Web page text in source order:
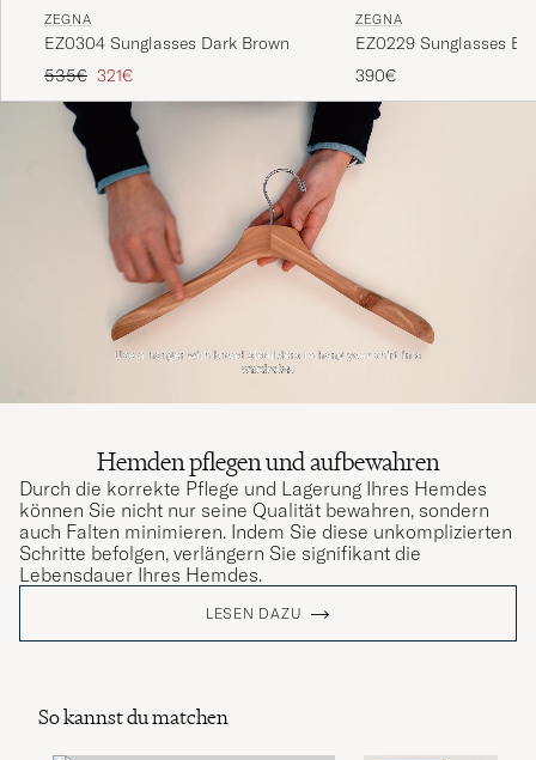
ZEGNA
EZ0304 Sunglasses Dark Brown
Regulärer Preis
535€ Reduzierter Preis
321€
ZEGNA
EZ0229 Sunglasses
390€
Hemden pflegen und aufbewahren
Durch die korrekte Pflege und Lagerung Ihres Hemdes
können Sie nicht nur seine Qualität bewahren, sondern
auch Falten minimieren. Indem Sie diese unkomplizierten
Schritte befolgen, verlängern Sie signifikant die
Lebensdauer Ihres Hemdes.
LESEN DAZU
So kannst du matchen